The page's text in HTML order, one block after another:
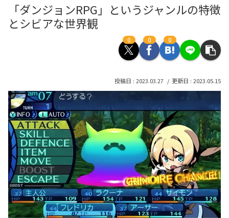
「ダンジョンRPG」というジャンルの特徴
とシビアな世界観
0 0 0
2023.03.27 2023.05.15